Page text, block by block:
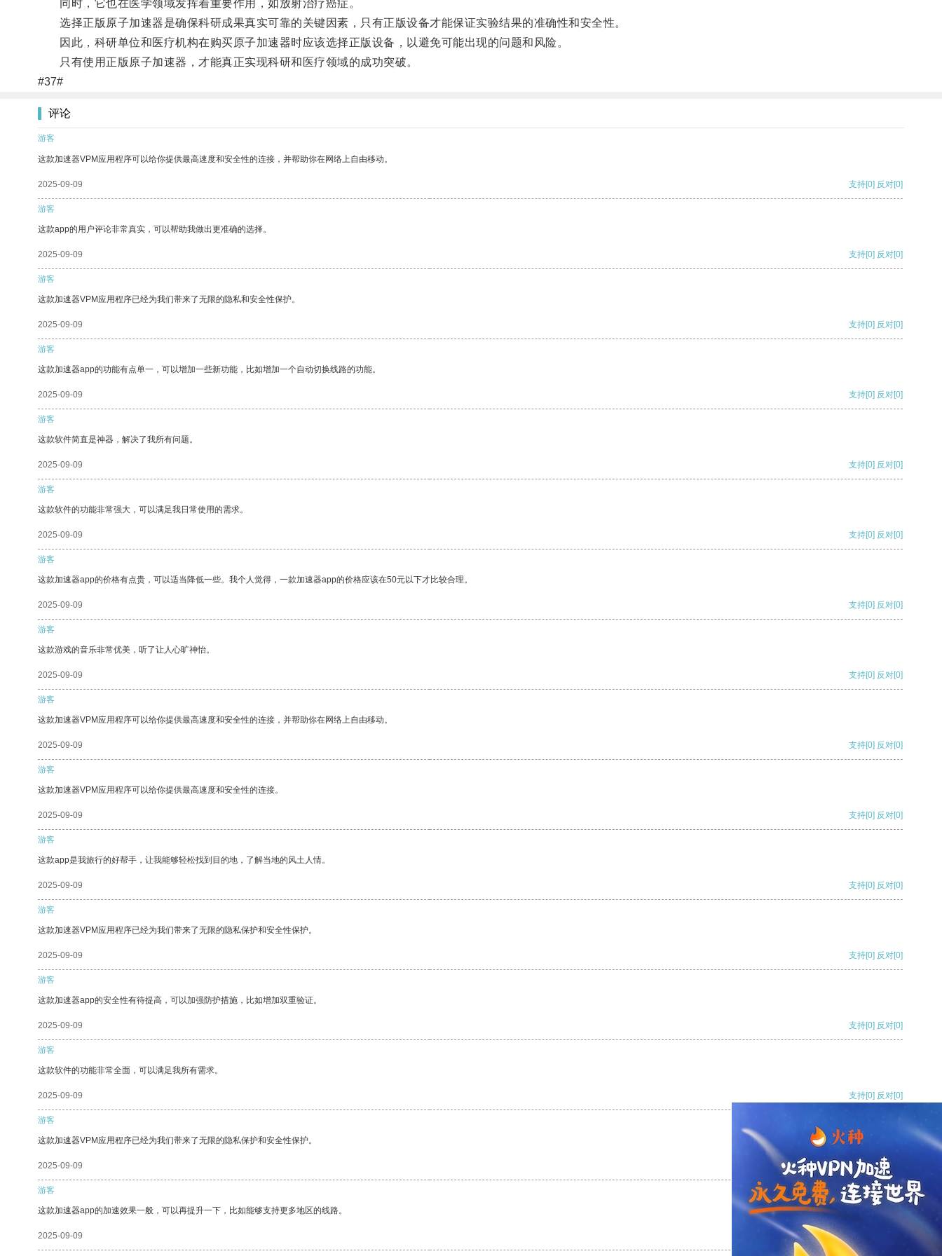
同时，它也在医学领域发挥着重要作用，如放射治疗癌症。
选择正版原子加速器是确保科研成果真实可靠的关键因素，只有正版设备才能保证实验结果的准确性和安全性。
因此，科研单位和医疗机构在购买原子加速器时应该选择正版设备，以避免可能出现的问题和风险。
只有使用正版原子加速器，才能真正实现科研和医疗领域的成功突破。
#37#
评论
游客
这款加速器VPM应用程序可以给你提供最高速度和安全性的连接，并帮助你在网络上自由移动。
2025-09-09 支持[0] 反对[0]
游客
这款app的用户评论非常真实，可以帮助我做出更准确的选择。
2025-09-09 支持[0] 反对[0]
游客
这款加速器VPM应用程序已经为我们带来了无限的隐私和安全性保护。
2025-09-09 支持[0] 反对[0]
游客
这款加速器app的功能有点单一，可以增加一些新功能，比如增加一个自动切换线路的功能。
2025-09-09 支持[0] 反对[0]
游客
这款软件简直是神器，解决了我所有问题。
2025-09-09 支持[0] 反对[0]
游客
这款软件的功能非常强大，可以满足我日常使用的需求。
2025-09-09 支持[0] 反对[0]
游客
这款加速器app的价格有点贵，可以适当降低一些。我个人觉得，一款加速器app的价格应该在50元以下才比较合理。
2025-09-09 支持[0] 反对[0]
游客
这款游戏的音乐非常优美，听了让人心旷神怡。
2025-09-09 支持[0] 反对[0]
游客
这款加速器VPM应用程序可以给你提供最高速度和安全性的连接，并帮助你在网络上自由移动。
2025-09-09 支持[0] 反对[0]
游客
这款加速器VPM应用程序可以给你提供最高速度和安全性的连接。
2025-09-09 支持[0] 反对[0]
游客
这款app是我旅行的好帮手，让我能够轻松找到目的地，了解当地的风土人情。
2025-09-09 支持[0] 反对[0]
游客
这款加速器VPM应用程序已经为我们带来了无限的隐私保护和安全性保护。
2025-09-09 支持[0] 反对[0]
游客
这款加速器app的安全性有待提高，可以加强防护措施，比如增加双重验证。
2025-09-09 支持[0] 反对[0]
游客
这款软件的功能非常全面，可以满足我所有需求。
2025-09-09 支持[0] 反对[0]
游客
这款加速器VPM应用程序已经为我们带来了无限的隐私保护和安全性保护。
2025-09-09 支持[0] 反对
游客
这款加速器app的加速效果一般，可以再提升一下，比如能够支持更多地区的线路。
2025-09-09 支持